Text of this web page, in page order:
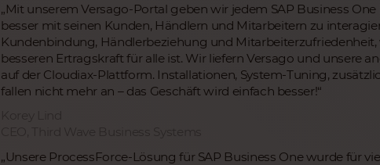
„Mit unserem Versago-Portal geben wir jedem SAP Business
besser mit seinen Kunden, Händlern und Mitarbeitern zu
Kundenbindung, Händlerbeziehung und
besseren Ertragskraft für alle ist. Wir liefern Versago und unsere
auf der Cloudiax-Plattform. Installationen, System-Tuning,
fallen nicht mehr an – das Geschäft wird einfach besser!“
„Unsere ProcessForce-Lösung für SAP Business One wurde für